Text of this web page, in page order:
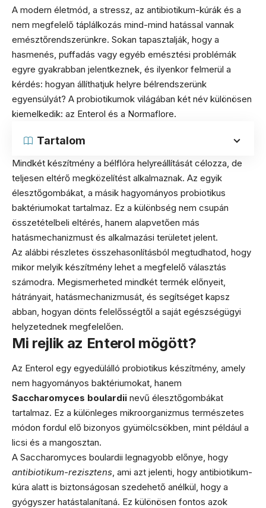
A modern életmód, a stressz, az antibiotikum-kúrák és a
nem megfelelő táplálkozás mind-mind hatással vannak
emésztőrendszerünkre. Sokan tapasztalják, hogy a
hasmenés, puffadás vagy egyéb emésztési problémák
egyre gyakrabban jelentkeznek, és ilyenkor felmerül a
kérdés: hogyan állíthatjuk helyre bélrendszerünk
egyensúlyát? A probiotikumok világában két név különösen
kiemelkedik: az Enterol és a Normaflore.
Tartalom
Mindkét készítmény a bélflóra helyreállítását célozza, de
teljesen eltérő megközelítést alkalmaznak. Az egyik
élesztőgombákat, a másik hagyományos probiotikus
baktériumokat tartalmaz. Ez a különbség nem csupán
összetételbeli eltérés, hanem alapvetően más
hatásmechanizmust és alkalmazási területet jelent.
Az alábbi részletes összehasonlításból megtudhatod, hogy
mikor melyik készítmény lehet a megfelelő választás
számodra. Megismerheted mindkét termék előnyeit,
hátrányait, hatásmechanizmusát, és segítséget kapsz
abban, hogyan dönts felelősségtől a saját egészségügyi
helyzetednek megfelelően.
Mi rejlik az Enterol mögött?
Az Enterol egy egyedülálló probiotikus készítmény, amely
nem hagyományos baktériumokat, hanem
Saccharomyces boulardii nevű élesztőgombákat
tartalmaz. Ez a különleges mikroorganizmus természetes
módon fordul elő bizonyos gyümölcsökben, mint például a
licsi és a mangosztan.
A Saccharomyces boulardii legnagyobb előnye, hogy
antibiotikum-rezisztens , ami azt jelenti, hogy antibiotikum-
kúra alatt is biztonságosan szedehető anélkül, hogy a
gyógyszer hatástalanítaná. Ez különösen fontos azok